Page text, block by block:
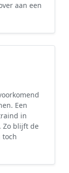
aan een
Een
in
Zo blijft de
toch